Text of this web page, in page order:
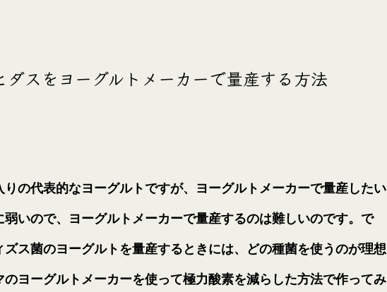
スをヨーグルトメーカーで量産する方法
の代表的なヨーグルトですが、ヨーグルトメーカーで量産したい
いので、ヨーグルトメーカーで量産するのは難しいのです。で
ス菌のヨーグルトを量産するときには、どの種菌を使うのが理想
ヨーグルトメーカーを使って極力酸素を減らした方法で作ってみ